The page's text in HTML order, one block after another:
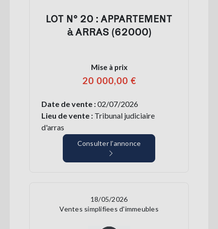
LOT N° 20 : APPARTEMENT
à ARRAS (62000)
Mise à prix
20 000,00 €
Date de vente :02/07/2026
Lieu de vente : Tribunal judiciaire
d'arras
Consulter l’annonce
18/05/2026
Ventes simplifiees d'immeubles